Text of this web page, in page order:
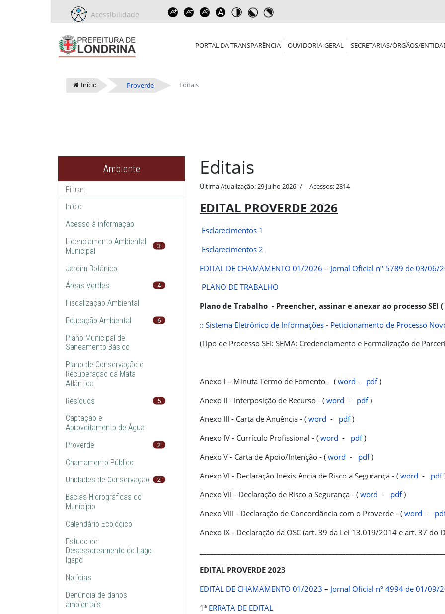
Acessibilidade
PORTAL DA TRANSPARÊNCIA OUVIDORIA-GERAL SECRETARIAS/ÓRGÃOS/
Início Proverde Editais
Ambiente
Início
Acesso à informação
Licenciamento Ambiental
Municipal
3
Jardim Botânico
Áreas Verdes
4
Fiscalização Ambiental
Educação Ambiental
6
Plano Municipal de
Saneamento Básico
Plano de Conservação e
Recuperação da Mata
Atlântica
Resíduos
5
Captação e
Aproveitamento de Água
Proverde
2
Chamamento Público
Unidades de Conservação
2
Bacias Hidrográficas do
Município
Calendário Ecológico
Estudo de
Desassoreamento do Lago
Igapó
Notícias
Denúncia de danos
ambientais
Editais
Última Atualização: 29 Julho 2026 Acessos: 2814
EDITAL PROVERDE 2026
Esclarecimentos 1
Esclarecimentos 2
EDITAL DE CHAMAMENTO 01/2026 – Jornal Oficial nº 5789 de 03/06/
PLANO DE TRABALHO
Plano de Trabalho - Preencher, assinar e anexar ao processo
:: Sistema Eletrônico de Informações - Peticionamento de Processo
(Tipo de Processo SEI: SEMA: Credenciamento e Formalização de
Anexo I – Minuta Termo de Fomento - ( word - pdf)
Anexo II - Interposição de Recurso - ( word - pdf)
Anexo III - Carta de Anuência - ( word - pdf)
Anexo IV - Currículo Profissional - ( word - pdf)
Anexo V - Carta de Apoio/Intenção - ( word - pdf)
Anexo VI - Declaração Inexistência de Risco a Segurança - ( word - pdf
Anexo VII - Declaração de Risco a Segurança - ( word - pdf)
Anexo VIII - Declaração de Concordância com o Proverde - ( word -
Anexo IX - Declaração da OSC (art. 39 da Lei 13.019/2014 e art. 37 do
EDITAL PROVERDE 2023
EDITAL DE CHAMAMENTO 01/2023 – Jornal Oficial nº 4994 de 01/09/
1ª ERRATA DE EDITAL